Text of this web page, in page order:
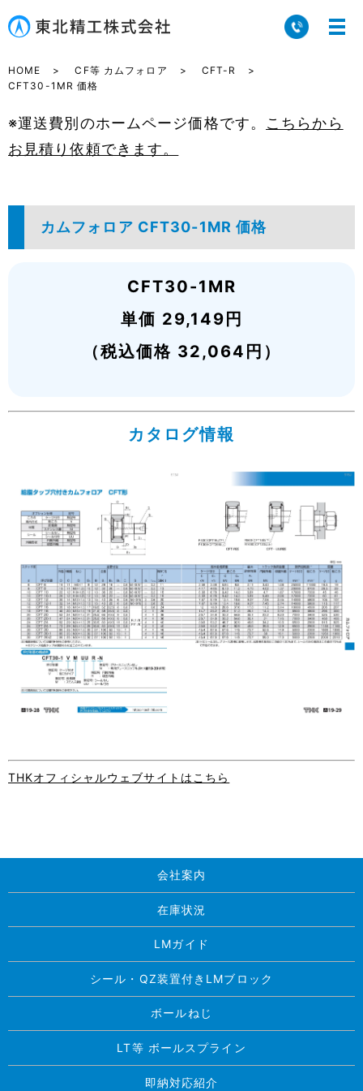
HOME CF等 カムフォロア
CFT-R
CFT30-1MR 価格
※運送費別のホームページ価格です。 こちらから
お見積り依頼できます。
カムフォロア CFT30-1MR 価格
CFT30-1MR
単価 29,149円
（税込価格 32,064円）
カタログ情報
THKオフィシャルウェブサイトはこちら
会社案内
在庫状況
LMガイド
シール・QZ装置付きLMブロック
ボールねじ
LT等 ボールスプライン
即納対応紹介